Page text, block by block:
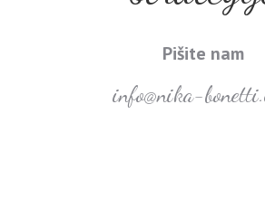
Pišite nam
info@nika-